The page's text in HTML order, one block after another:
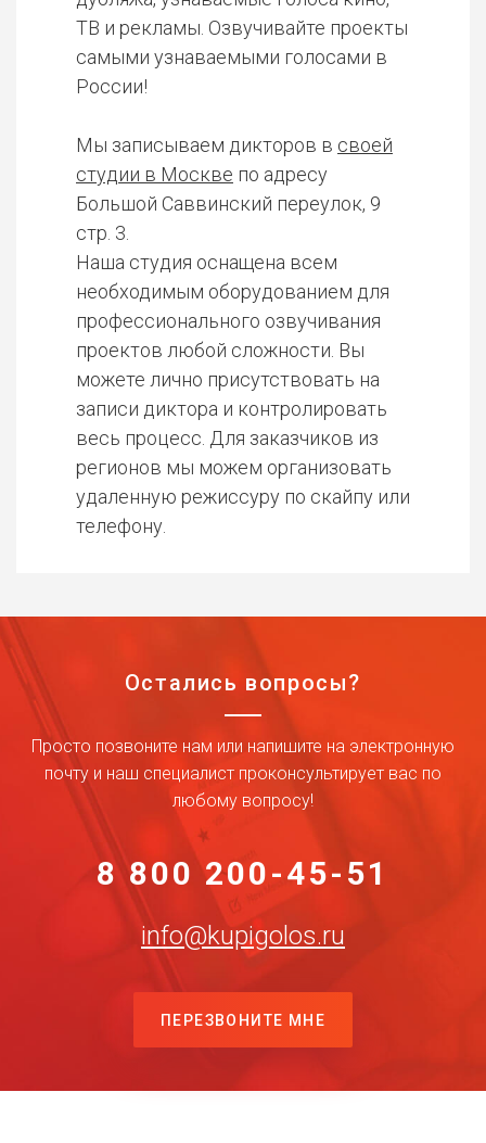
ТВ и рекламы. Озвучивайте проекты
самыми узнаваемыми голосами в
России!
Мы записываем дикторов в своей
студии в Москве по адресу
Большой Саввинский переулок, 9
стр. 3.
Наша студия оснащена всем
необходимым оборудованием для
профессионального озвучивания
проектов любой сложности. Вы
можете лично присутствовать на
записи диктора и контролировать
весь процесс. Для заказчиков из
регионов мы можем организовать
удаленную режиссуру по скайпу или
телефону.
Остались вопросы?
Просто позвоните нам или напишите на электронную
почту и наш специалист проконсультирует вас по
любому вопросу!
8 800 200-45-51
info@kupigolos.ru
ПЕРЕЗВОНИТЕ МНЕ